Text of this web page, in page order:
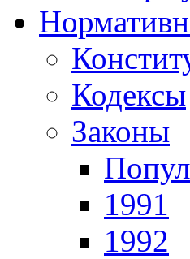
Кодексы
Законы
1991
1992